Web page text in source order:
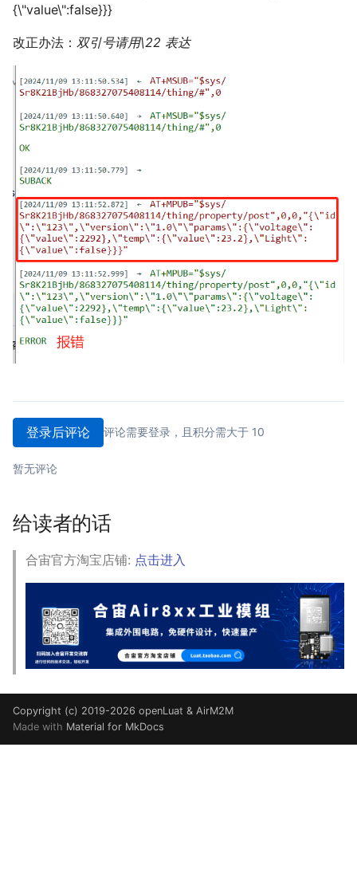
{\"value\":false}}}
改正办法： 双引号请用\22 表达
登录后评论 评论需要登录，且积分需大于 10
暂无评论
给读者的话
合宙官方淘宝店铺: 点击进入
Copyright (c) 2019-2026 openLuat & AirM2M
Made with Material for MkDocs